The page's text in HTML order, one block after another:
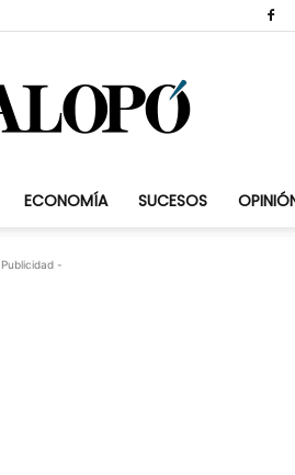
Vinalopó.com
ECONOMÍA SUCESOS
-